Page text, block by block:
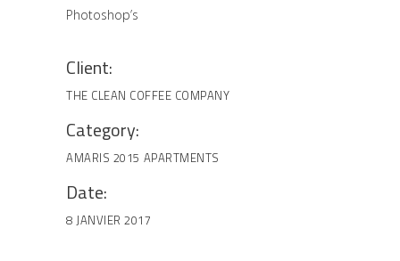
Photoshop’s
Client:
THE CLEAN COFFEE COMPANY
Category:
AMARIS 2015 APARTMENTS
Date:
8 JANVIER 2017